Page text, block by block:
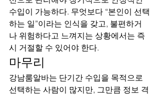
수입이 가능하다. 무엇보다 “본인이 선택
하는 일”이라는 인식을 갖고, 불편하거
나 위험하다고 느껴지는 상황에서는 즉
시 거절할 수 있어야 한다.
마무리
강남룸알바는 단기간 수입을 목적으로
선택하는 사람이 많지만, 그만큼 정보 격